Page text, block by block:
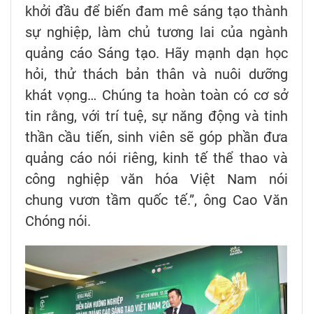
khởi đầu để biến đam mê sáng tạo thành
sự nghiệp, làm chủ tương lai của ngành
quảng cáo Sáng tạo. Hãy mạnh dạn học
hỏi, thử thách bản thân và nuôi dưỡng
khát vọng… Chúng ta hoàn toàn có cơ sở
tin rằng, với trí tuệ, sự năng động và tinh
thần cầu tiến, sinh viên sẽ góp phần đưa
quảng cáo nói riêng, kinh tế thể thao và
công nghiệp văn hóa Việt Nam nói
chung vươn tầm quốc tế.”, ông Cao Văn
Chóng nói.